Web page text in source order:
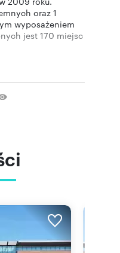
oraz 1
wyposażeniem
jest 170 miejsc
Mamy ponad 3
wyboru
strategii czy
stanowi oferty w
prawnych.